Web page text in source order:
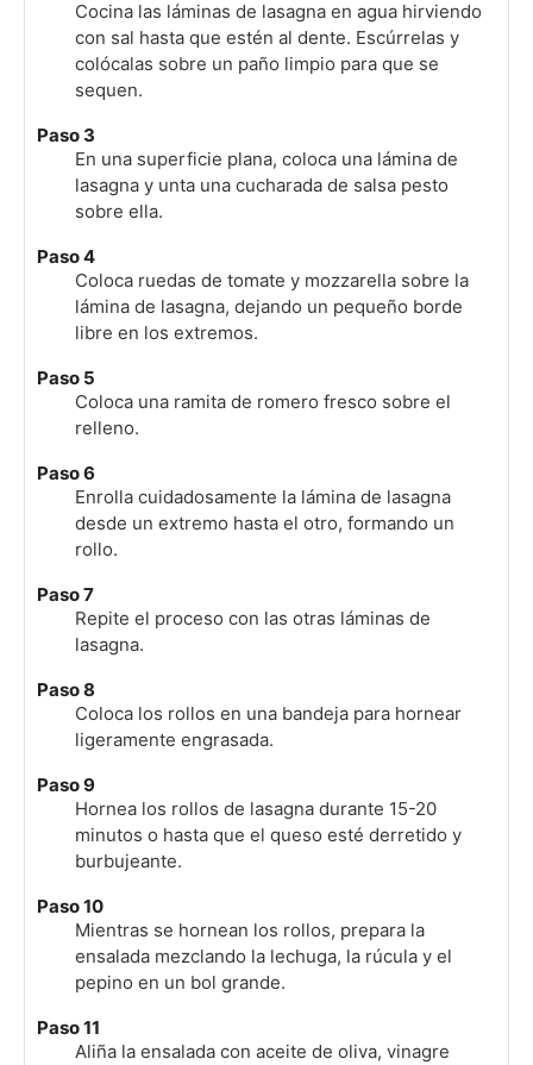
Cocina las láminas de lasagna en agua hirviendo
con sal hasta que estén al dente. Escúrrelas y
colócalas sobre un paño limpio para que se
sequen.
Paso 3
En una superficie plana, coloca una lámina de
lasagna y unta una cucharada de salsa pesto
sobre ella.
Paso 4
Coloca ruedas de tomate y mozzarella sobre la
lámina de lasagna, dejando un pequeño borde
libre en los extremos.
Paso 5
Coloca una ramita de romero fresco sobre el
relleno.
Paso 6
Enrolla cuidadosamente la lámina de lasagna
desde un extremo hasta el otro, formando un
rollo.
Paso 7
Repite el proceso con las otras láminas de
lasagna.
Paso 8
Coloca los rollos en una bandeja para hornear
ligeramente engrasada.
Paso 9
Hornea los rollos de lasagna durante 15-20
minutos o hasta que el queso esté derretido y
burbujeante.
Paso 10
Mientras se hornean los rollos, prepara la
ensalada mezclando la lechuga, la rúcula y el
pepino en un bol grande.
Paso 11
Aliña la ensalada con aceite de oliva, vinagre